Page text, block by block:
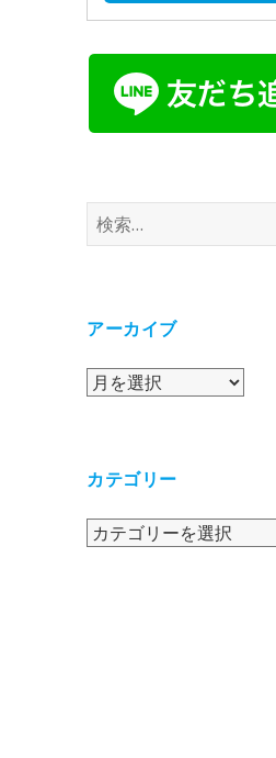
検
索:
アーカイブ
ア
ブ
カテゴリー
カ